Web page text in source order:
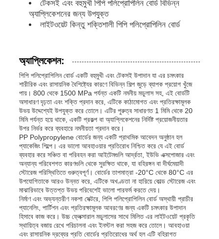
পিপি বিজ্ঞাপন বোর্ড
প্লাস্টিক পিপি শীট
পিপিএস বোর্ড
অগ্নি প্রতিরোধী পলিপ্রোপিলিন শীট
পিপি হলো কনস্ট্রাকশন বোর্ড
পিপি ওয়াল শীট
পলিপ্রোপিলিন শীট
টেকসই এবং বহুমুখী পিপি পলিপ্রোপিলিন বোর্ড বিভিন্ন
অ্যাপ্লিকেশনের জন্য উপযুক্ত
লাইটওয়েট কিন্তু শক্তিশালী পিপি পলিপ্রোপিলিন বোর্ড
অ্যাপ্লিকেশন:
পিপি পলিপ্রোপিলিন বোর্ড একটি বহুমুখী এবং টেকসই উপাদান যা এর চমৎকার
শারীরিক এবং রাসায়নিক বৈশিষ্ট্যের কারণে বিভিন্ন শিল্প জুড়ে ব্যাপক প্রয়োগ খুঁজে
পায়। 800 থেকে 1500 MPa পর্যন্ত একটি নমনীয় মডুলাস সহ, এই বোর্ডটি
অসাধারণ দৃঢ়তা এবং শক্তি প্রদান করে, এটিকে কাঠামোগত এবং প্রতিরক্ষামূলক
উভয় উদ্দেশ্যেই উপযুক্ত করে তোলে। এটির পুরুত্ব সাধারণত 1 মিমি থেকে 20
মিমি পর্যন্ত হয়ে থাকে, একটি প্রকল্প বা অ্যাপ্লিকেশনের নির্দিষ্ট প্রয়োজনীয়তার
উপর নির্ভর করে ব্যবহারে নমনীয়তা প্রদান করে।
PP Polypropylene বোর্ডের জন্য একটি প্রাথমিক আবেদন অনুষ্ঠান হল
প্যাকেজিং শিল্পে। এর ভালো আবহাওয়ার প্রতিরোধ নিশ্চিত করে যে এই বোর্ড
ব্যবহার করে সঞ্চিত বা পরিবহন করা আইটেমগুলি আর্দ্রতা, ইউভি এক্সপোজার এবং
অন্যান্য পরিবেশগত কারণগুলি থেকে সুরক্ষিত থাকে, যা বহিরঙ্গন বা দীর্ঘমেয়াদী
স্টোরেজ পরিস্থিতিতে গুরুত্বপূর্ণ। বোর্ডের তাপমাত্রা -20°C থেকে 80°C এর
উপযোগিতাকে আরও উন্নত করে, এটিকে অখণ্ডতা না হারিয়ে কোল্ড স্টোরেজ এবং
মাঝারিভাবে উত্তপ্ত উভয় পরিবেশেই ভালো পারফর্ম করতে দেয়।
নির্মাণ এবং অভ্যন্তরীণ নকশা সেক্টরে, পিপি পলিপ্রোপিলিন বোর্ড অস্থায়ী প্রাচীর
প্যানেলিং, পার্টিশন এবং প্রতিরক্ষামূলক আবরণের জন্য একটি চমৎকার উপাদান
হিসাবে কাজ করে। উচ্চ ফ্লেক্সারাল মডুলাসের সাথে মিলিত এর লাইটওয়েট প্রকৃতি
স্থায়িত্ব বজায় রেখে পরিচালনা এবং ইনস্টল করা সহজ করে তোলে। আবহাওয়া
এবং রাসায়নিক দ্রব্যের প্রতি বোর্ডের প্রতিরোধের অর্থ হল এটি বহিরাগত